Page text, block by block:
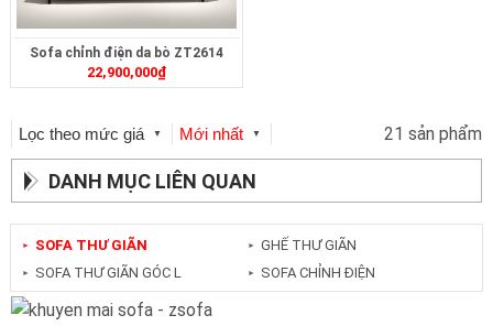
Sofa chỉnh điện da bò ZT2614
22,900,000₫
Lọc theo mức giá ▼ Mới nhất ▼ 21 sản phẩm
DANH MỤC LIÊN QUAN
► SOFA THƯ GIÃN
► SOFA THƯ GIÃN GÓC L
► GHẾ THƯ GIÃN
► SOFA CHỈNH ĐIỆN